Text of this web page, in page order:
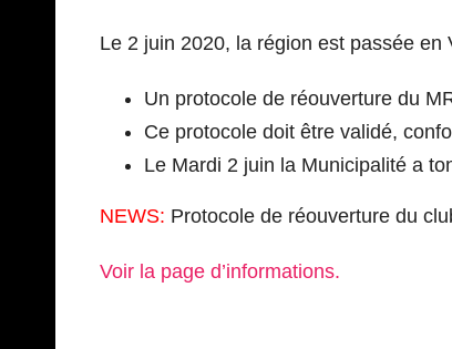
Le 2 juin 2020, la région est passée en
Un protocole de réouverture du
Ce protocole doit être validé,
Le Mardi 2 juin la Municipalité a
NEWS: Protocole de réouverture du
Voir la page d’informations.